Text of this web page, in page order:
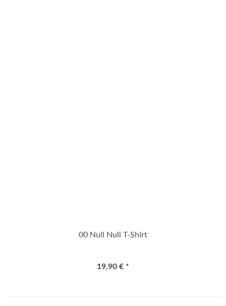
00 Null Null T-Shirt
19,90 € *